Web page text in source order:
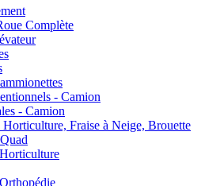
Complète
- Camion
- Camion
Horticulture, Fraise à Neige, Brouette